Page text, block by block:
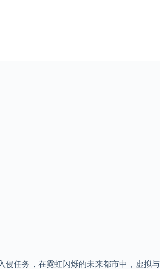
任务，在霓虹闪烁的未来都市中，虚拟